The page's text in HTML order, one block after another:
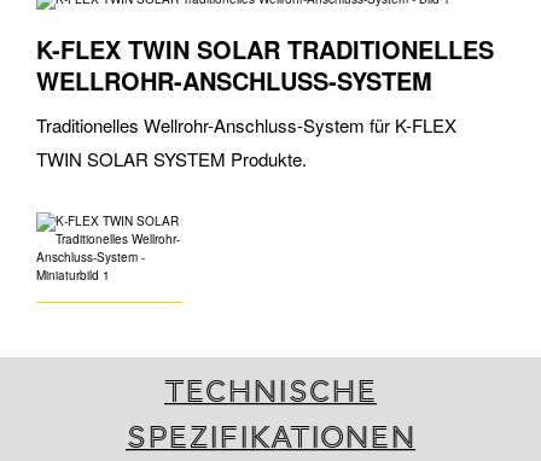
K-FLEX TWIN SOLAR TRADITIONELLES
WELLROHR-ANSCHLUSS-SYSTEM
Traditionelles Wellrohr-Anschluss-System für K-FLEX
TWIN SOLAR SYSTEM Produkte.
Technische
Spezifikationen